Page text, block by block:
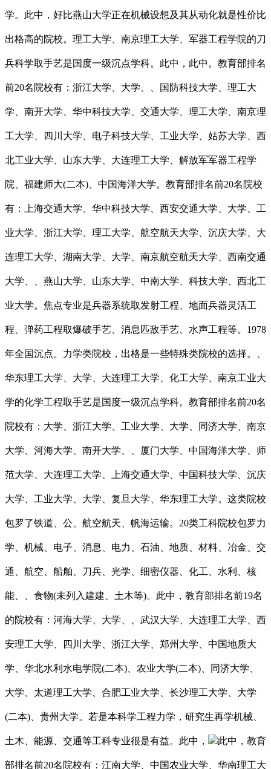
学。此中，好比燕山大学正在机械设想及其从动化就是性价比
出格高的院校。理工大学、南京理工大学、军器工程学院的刀
兵科学取手艺是国度一级沉点学科。此中，此中。教育部排名
前20名院校有：浙江大学、大学、、国防科技大学、理工大
学、南开大学、华中科技大学、交通大学、理工大学、南京理
工大学、四川大学、电子科技大学、工业大学、姑苏大学、西
北工业大学、山东大学、大连理工大学、解放军军器工程学
院、福建师大(二本)、中国海洋大学。教育部排名前20名院校
有：上海交通大学、华中科技大学、西安交通大学、大学、工
业大学、浙江大学、理工大学、航空航天大学、沉庆大学、大
连理工大学、湖南大学、大学、南京航空航天大学、西南交通
大学、、燕山大学、山东大学、中南大学、科技大学、西北工
业大学。焦点专业是兵器系统取发射工程、地面兵器灵活工
程、弹药工程取爆破手艺、消息匹敌手艺、水声工程等。1978
年全国沉点。力学类院校，出格是一些特殊类院校的选择。、
华东理工大学、大学、大连理工大学、化工大学、南京工业大
学的化学工程取手艺是国度一级沉点学科。教育部排名前20名
院校有：大学、浙江大学、工业大学、大学、同济大学、南京
大学、河海大学、南开大学、、厦门大学、中国海洋大学、师
范大学、大连理工大学、上海交通大学、中国科技大学、沉庆
大学、工业大学、大学、复旦大学、华东理工大学。这类院校
包罗了铁道、公、航空航天、帆海运输。20类工科院校包罗力
学、机械、电子、消息、电力、石油、地质、材料、冶金、交
通、航空、船舶、刀兵、光学、细密仪器、化工、水利、核
能、、食物(未列入建建、土木等)。此中，教育部排名前19名
的院校有：河海大学、大学、、武汉大学、大连理工大学、西
安理工大学、四川大学、浙江大学、郑州大学、中国地质大
学、华北水利水电学院(二本)、农业大学(二本)、同济大学、
大学、太道理工大学、合肥工业大学、长沙理工大学、大学
(二本)、贵州大学。若是本科学工程力学，研究生再学机械、
土木、能源、交通等工科专业很是有益。此中， 此中，教育
部排名前20名院校有：江南大学、中国农业大学、华南理工大